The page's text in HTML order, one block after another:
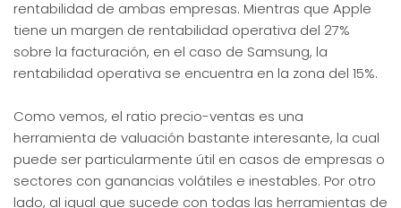
rentabilidad de ambas empresas. Mientras que Apple
tiene un margen de rentabilidad operativa del 27%
sobre la facturación, en el caso de Samsung, la
rentabilidad operativa se encuentra en la zona del 15%.
Como vemos, el ratio precio-ventas es una
herramienta de valuación bastante interesante, la cual
puede ser particularmente útil en casos de empresas o
sectores con ganancias volátiles e inestables. Por otro
lado, al igual que sucede con todas las herramientas de